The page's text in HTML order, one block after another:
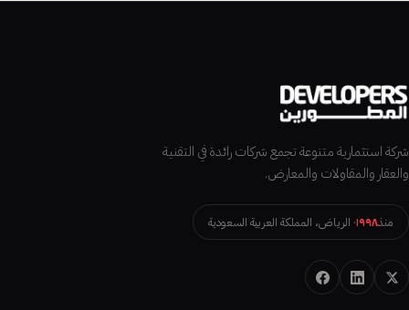
شركة استثمارية متنوعة تجمع شركات رائدة في التقنية
والعقار والمقاولات والمعارض.
منذ١٩٩٨· الرياض، المملكة العربية السعودية